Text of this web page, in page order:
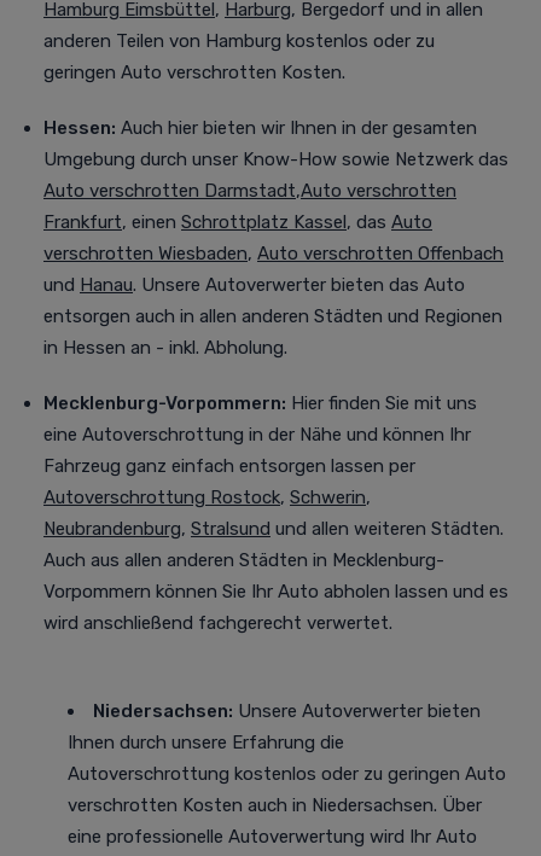
Hamburg Eimsbüttel, Harburg, Bergedorf und in allen
anderen Teilen von Hamburg kostenlos oder zu
geringen Auto verschrotten Kosten.
Hessen: Auch hier bieten wir Ihnen in der gesamten
Umgebung durch unser Know-How sowie Netzwerk das
Auto verschrotten Darmstadt,Auto verschrotten
Frankfurt, einen Schrottplatz Kassel, das Auto
verschrotten Wiesbaden, Auto verschrotten Offenbach
und Hanau. Unsere Autoverwerter bieten das Auto
entsorgen auch in allen anderen Städten und Regionen
in Hessen an - inkl. Abholung.
Mecklenburg-Vorpommern: Hier finden Sie mit uns
eine Autoverschrottung in der Nähe und können Ihr
Fahrzeug ganz einfach entsorgen lassen per
Autoverschrottung Rostock, Schwerin,
Neubrandenburg, Stralsund und allen weiteren Städten.
Auch aus allen anderen Städten in Mecklenburg-
Vorpommern können Sie Ihr Auto abholen lassen und es
wird anschließend fachgerecht verwertet.
Niedersachsen: Unsere Autoverwerter bieten
Ihnen durch unsere Erfahrung die
Autoverschrottung kostenlos oder zu geringen Auto
verschrotten Kosten auch in Niedersachsen. Über
eine professionelle Autoverwertung wird Ihr Auto